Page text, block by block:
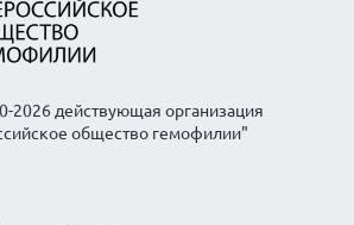
2026 действующая организация
общество гемофилии"